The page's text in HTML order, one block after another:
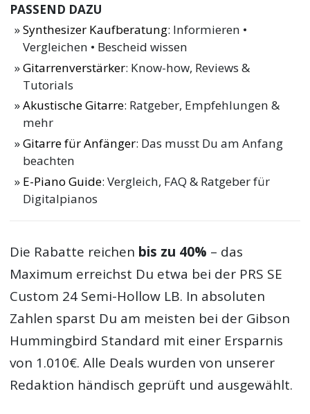
PASSEND DAZU
Synthesizer Kaufberatung: Informieren •
Vergleichen • Bescheid wissen
Gitarrenverstärker: Know-how, Reviews &
Tutorials
Akustische Gitarre: Ratgeber, Empfehlungen &
mehr
Gitarre für Anfänger: Das musst Du am Anfang
beachten
E-Piano Guide: Vergleich, FAQ & Ratgeber für
Digitalpianos
Die Rabatte reichen bis zu 40% – das
Maximum erreichst Du etwa bei der PRS SE
Custom 24 Semi-Hollow LB. In absoluten
Zahlen sparst Du am meisten bei der Gibson
Hummingbird Standard mit einer Ersparnis
von 1.010€. Alle Deals wurden von unserer
Redaktion händisch geprüft und ausgewählt.